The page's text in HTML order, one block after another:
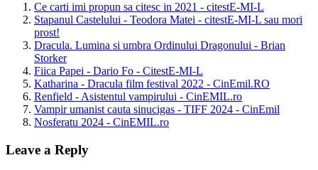
Ce carti imi propun sa citesc in 2021 - citestE-MI-L
Stapanul Castelului - Teodora Matei - citestE-MI-L sau mori
prost!
Dracula. Lumina si umbra Ordinului Dragonului - Brian
Storker
Fiica Papei - Dario Fo - CitestE-MI-L
Katharina - Dracula film festival 2022 - CinEmil.RO
Renfield - Asistentul vampirului - CinEMIL.ro
Vampir umanist cauta sinucigas - TIFF 2024 - CinEmil
Nosferatu 2024 - CinEMIL.ro
Leave a Reply